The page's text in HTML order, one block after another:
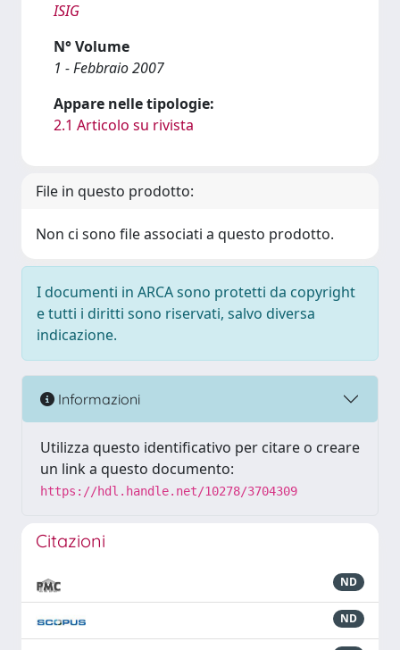
ISIG
N° Volume
1 - Febbraio 2007
Appare nelle tipologie:
2.1 Articolo su rivista
File in questo prodotto:
Non ci sono file associati a questo prodotto.
I documenti in ARCA sono protetti da copyright
e tutti i diritti sono riservati, salvo diversa
indicazione.
Informazioni
Utilizza questo identificativo per citare o creare
un link a questo documento:
https://hdl.handle.net/10278/3704309
Citazioni
ND
ND